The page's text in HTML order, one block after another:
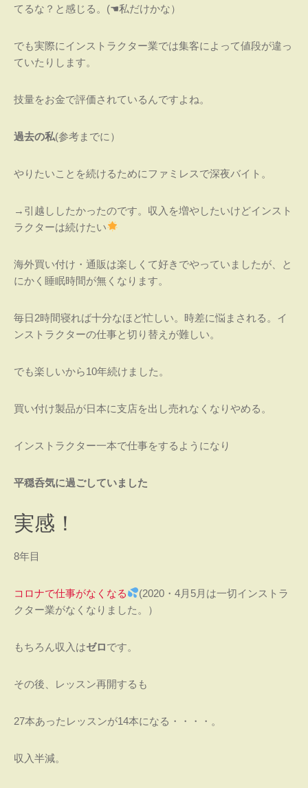
てるな？と感じる。(☚私だけかな）
でも実際にインストラクター業では集客によって値段が違っ
ていたりします。
技量をお金で評価されているんですよね。
過去の私(参考までに）
やりたいことを続けるためにファミレスで深夜バイト。
→引越ししたかったのです。収入を増やしたいけどインスト
ラクターは続けたい
海外買い付け・通販は楽しくて好きでやっていましたが、と
にかく睡眠時間が無くなります。
毎日2時間寝れば十分なほど忙しい。時差に悩まされる。イ
ンストラクターの仕事と切り替えが難しい。
でも楽しいから10年続けました。
買い付け製品が日本に支店を出し売れなくなりやめる。
インストラクター一本で仕事をするようになり
平穏呑気に過ごしていました
実感！
8年目
コロナで仕事がなくなる
(2020・4月5月は一切インストラ
クター業がなくなりました。）
もちろん収入はゼロです。
その後、レッスン再開するも
27本あったレッスンが14本になる・・・・。
収入半減。